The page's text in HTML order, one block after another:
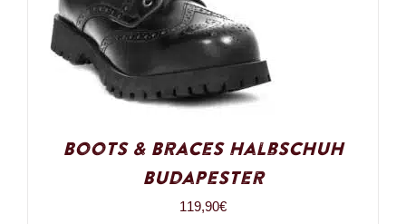
Boots & Braces Halbschuh
Budapester
119,90€